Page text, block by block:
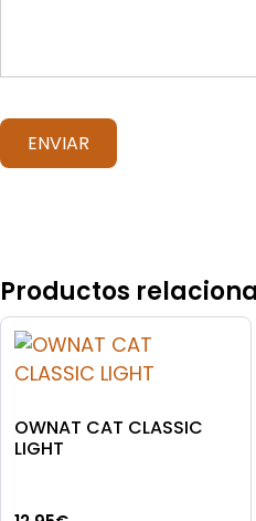
Productos
OWNAT CAT CLASSIC
LIGHT